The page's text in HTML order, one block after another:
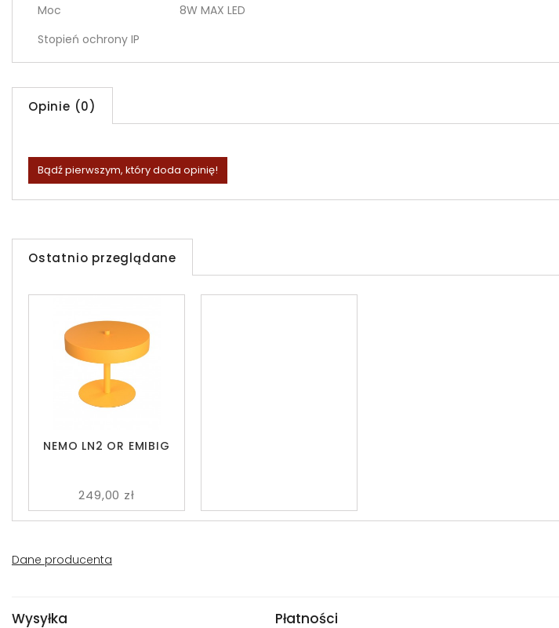
Moc
8W MAX LED
Stopień ochrony IP
Opinie (0)
Bądź pierwszym, który doda opinię!
Ostatnio przeglądane
NEMO LN2 OR EMIBIG
249,00 zł
Dane producenta
Wysyłka Płatności